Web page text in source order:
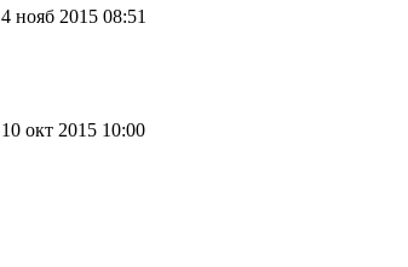
4 нояб 2015 08:51
10 окт 2015 10:00